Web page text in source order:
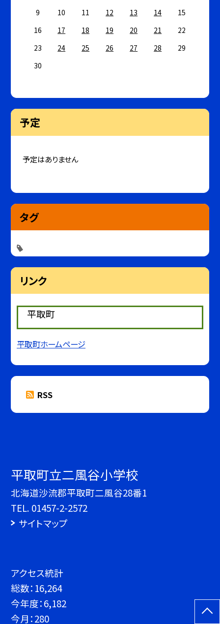
9
10 11 12 13 14
15
16
17 18 19 20 21
22
23
24 25 26 27 28
29
30
予定
予定はありません
タグ
リンク
平取町
平取町ホームページ
RSS
平取町立二風谷小学校
北海道沙流郡平取町二風谷28番1
TEL. 01457-2-2572
サイトマップ
アクセス統計
総数： 16,264
今年度：6,182
今月：280